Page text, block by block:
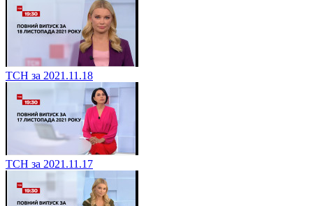
ТСН за 2021.11.18
ТСН за 2021.11.17